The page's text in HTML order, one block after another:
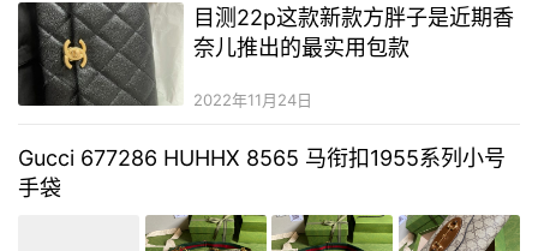
目测22p这款新款方胖子是近期香
奈儿推出的最实用包款
2022年11月24日
Gucci 677286 HUHHX 8565 马衔扣1955系列小号
手袋